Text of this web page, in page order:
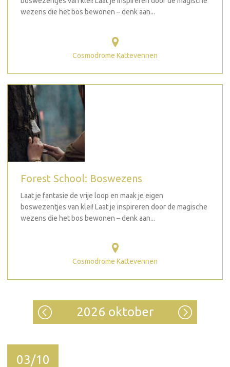
wezens die het bos bewonen – denk aan...
Cosmodrome Kattevennen
Forest School: Boswezens
Laat je fantasie de vrije loop en maak je eigen
boswezentjes van klei! Laat je inspireren door de magische
wezens die het bos bewonen – denk aan...
Cosmodrome Kattevennen
2026 oktober
03/10